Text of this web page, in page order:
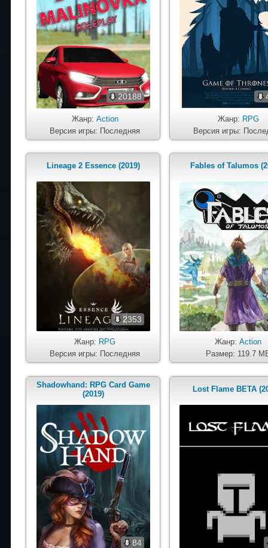
20188
Жанр: Action
Версия игры: Последняя
Жанр: RPG
Версия игры:
Lineage 2 Essence (2019)
2353
Жанр: RPG
Версия игры: Последняя
Fables of Talumos
Жанр:Action
Размер: 119.7
Shadowhand: RPG Card Game
(2019)
84
Lost Flame BETA